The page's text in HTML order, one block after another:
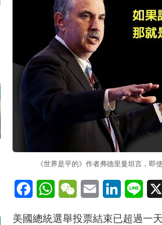
《世界是平的》作者弗德里曼坦言，即
FacebookWhatsAppWeChatEmail LinkedInLine
美國總統選舉投票結束已超過一